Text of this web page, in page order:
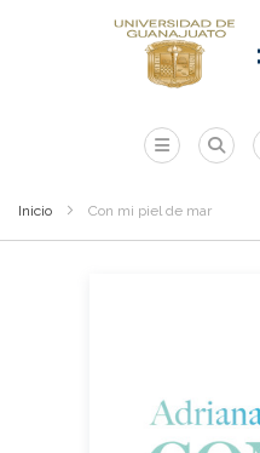
Inicio Con mi piel de mar